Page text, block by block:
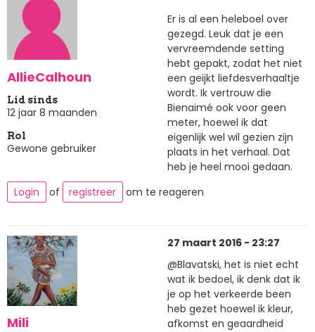
AllieCalhoun
Lid sinds
12 jaar 8 maanden
Rol
Gewone gebruiker
Er is al een heleboel over
gezegd. Leuk dat je een
vervreemdende setting
hebt gepakt, zodat het niet
een geijkt liefdesverhaaltje
wordt. Ik vertrouw die
Bienaimé ook voor geen
meter, hoewel ik dat
eigenlijk wel wil gezien zijn
plaats in het verhaal. Dat
heb je heel mooi gedaan.
Login
of registreer om te reageren
Mili
27 maart 2016 - 23:27
@Blavatski, het is niet echt
wat ik bedoel, ik denk dat ik
je op het verkeerde been
heb gezet hoewel ik kleur,
afkomst en geaardheid